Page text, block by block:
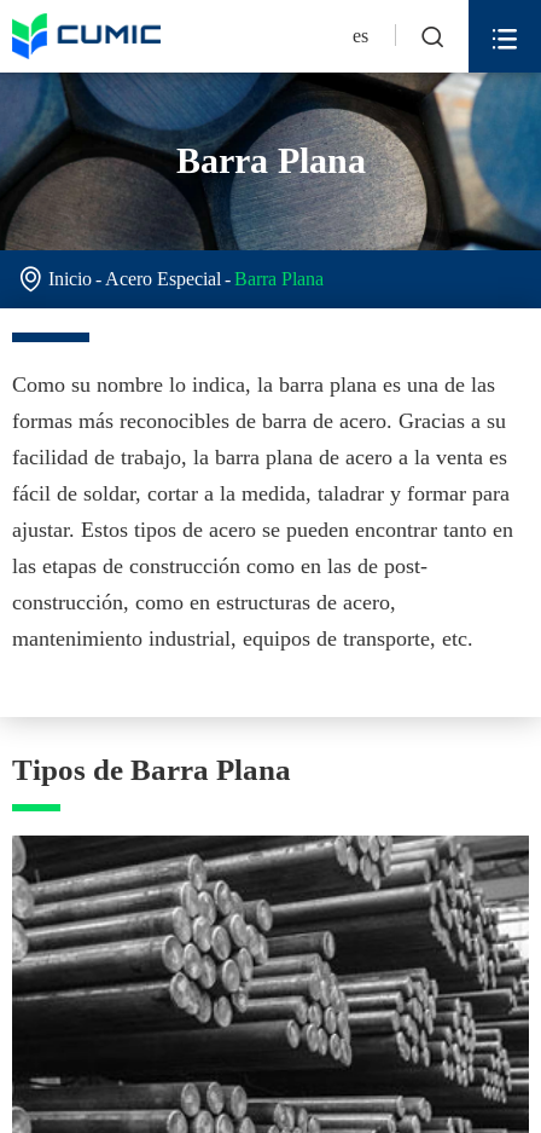
es  
Barra Plana
 Inicio Acero Especial Barra Plana
Como su nombre lo indica, la barra plana es una de las
formas más reconocibles de barra de acero. Gracias a su
facilidad de trabajo, la barra plana de acero a la venta es
fácil de soldar, cortar a la medida, taladrar y formar para
ajustar. Estos tipos de acero se pueden encontrar tanto en
las etapas de construcción como en las de post-
construcción, como en estructuras de acero,
mantenimiento industrial, equipos de transporte, etc.
Tipos de Barra Plana